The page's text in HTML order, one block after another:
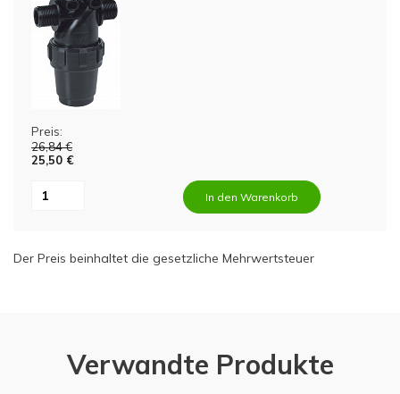
Preis:
26,84 €
25,50 €
In den Warenkorb
Der Preis beinhaltet die gesetzliche Mehrwertsteuer
Verwandte Produkte